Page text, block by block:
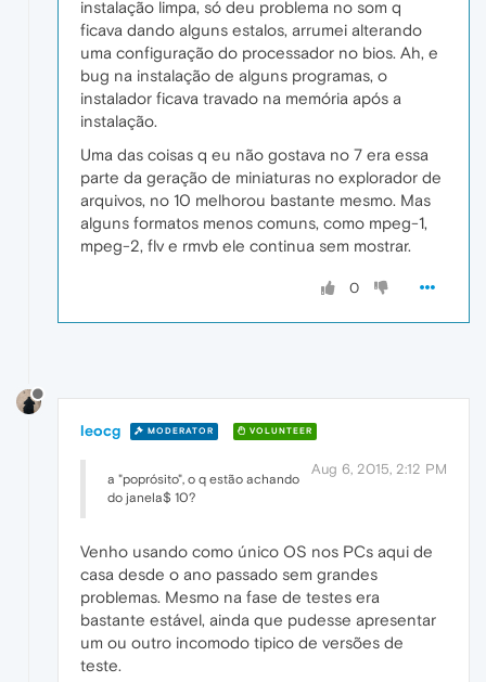
instalação limpa, só deu problema no som q
ficava dando alguns estalos, arrumei alterando
uma configuração do processador no bios. Ah, e
bug na instalação de alguns programas, o
instalador ficava travado na memória após a
instalação.
Uma das coisas q eu não gostava no 7 era essa
parte da geração de miniaturas no explorador de
arquivos, no 10 melhorou bastante mesmo. Mas
alguns formatos menos comuns, como mpeg-1,
mpeg-2, flv e rmvb ele continua sem mostrar.
0
leocg MODERATOR VOLUNTEER
Aug 6, 2015, 2:12 PM
a "poprósito", o q estão achando
do janela$ 10?
Venho usando como único OS nos PCs aqui de
casa desde o ano passado sem grandes
problemas. Mesmo na fase de testes era
bastante estável, ainda que pudesse apresentar
um ou outro incomodo tipico de versões de
teste.